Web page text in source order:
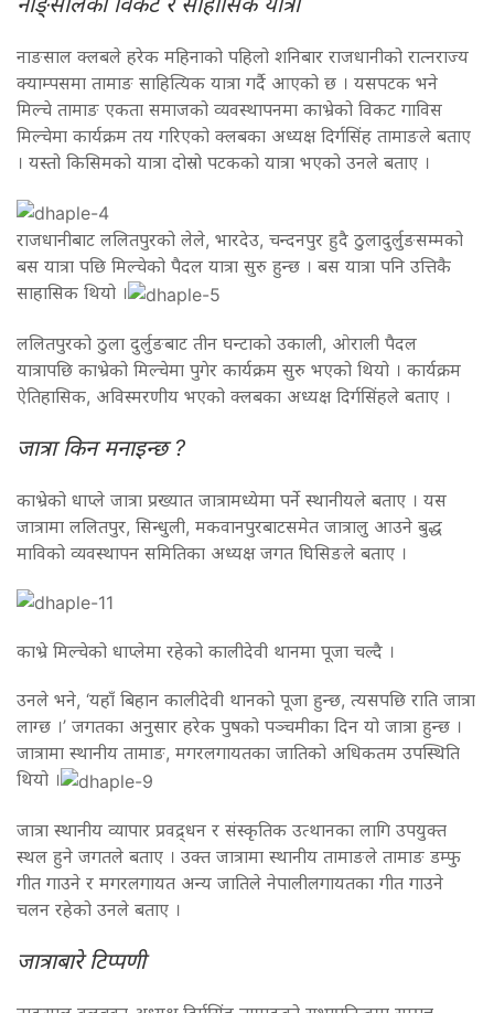
नाङसाल क्लबले हरेक महिनाको पहिलो शनिबार राजधानीको रात्नराज्य
क्याम्पसमा तामाङ साहित्यिक यात्रा गर्दै आएको छ । यसपटक भने
मिल्चे तामाङ एकता समाजको व्यवस्थापनमा काभ्रेको विकट गाविस
मिल्चेमा कार्यक्रम तय गरिएको क्लबका अध्यक्ष दिर्गसिंह तामाङले बताए
। यस्तो किसिमको यात्रा दोस्रो पटकको यात्रा भएको उनले बताए ।
राजधानीबाट ललितपुरको लेले, भारदेउ, चन्दनपुर हुदै ठुलादुर्लुङसम्मको
बस यात्रा पछि मिल्चेको पैदल यात्रा सुरु हुन्छ । बस यात्रा पनि उत्तिकै
साहासिक थियो ।
ललितपुरको ठुला दुर्लुङबाट तीन घन्टाको उकाली, ओराली पैदल
यात्रापछि काभ्रेको मिल्चेमा पुगेर कार्यक्रम सुरु भएको थियो । कार्यक्रम
ऐतिहासिक, अविस्मरणीय भएको क्लबका अध्यक्ष दिर्गसिंहले बताए ।
जात्रा किन मनाइन्छ ?
काभ्रेको धाप्ले जात्रा प्रख्यात जात्रामध्येमा पर्ने स्थानीयले बताए । यस
जात्रामा ललितपुर, सिन्धुली, मकवानपुरबाटसमेत जात्रालु आउने बुद्ध
माविको व्यवस्थापन समितिका अध्यक्ष जगत घिसिङले बताए ।
काभ्रे मिल्चेको धाप्लेमा रहेको कालीदेवी थानमा पूजा चल्दै ।
उनले भने, ‘यहाँ बिहान कालीदेवी थानको पूजा हुन्छ, त्यसपछि राति जात्रा
लाग्छ ।’ जगतका अनुसार हरेक पुषको पञ्चमीका दिन यो जात्रा हुन्छ ।
जात्रामा स्थानीय तामाङ, मगरलगायतका जातिको अधिकतम उपस्थिति
थियो ।
जात्रा स्थानीय व्यापार प्रवद्र्धन र संस्कृतिक उत्थानका लागि उपयुक्त
स्थल हुने जगतले बताए । उक्त जात्रामा स्थानीय तामाङले तामाङ डम्फु
गीत गाउने र मगरलगायत अन्य जातिले नेपालीलगायतका गीत गाउने
चलन रहेको उनले बताए ।
जात्राबारे टिप्पणी